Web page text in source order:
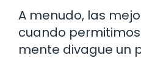
A menudo, las
cuando
mente divague un